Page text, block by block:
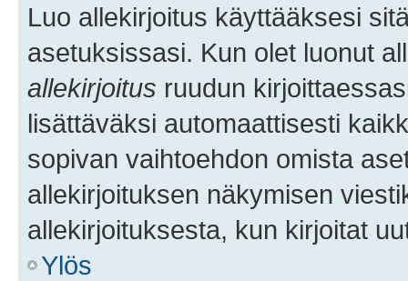
Luo allekirjoitus käyttääksesi
asetuksissasi. Kun olet luonut
allekirjoitus ruudun
lisättäväksi automaattisesti
sopivan vaihtoehdon omista
allekirjoituksen näkymisen
allekirjoituksesta, kun kirjoitat
Ylös